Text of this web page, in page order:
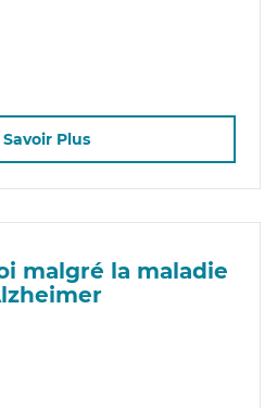
Savoir Plus
malgré la maladie